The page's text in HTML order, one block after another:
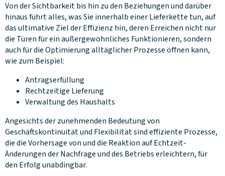
Von der Sichtbarkeit bis hin zu den Beziehungen und darüber
hinaus führt alles, was Sie innerhalb einer Lieferkette tun, auf
das ultimative Ziel der Effizienz hin, deren Erreichen nicht nur
die Türen für ein außergewöhnliches Funktionieren, sondern
auch für die Optimierung alltäglicher Prozesse öffnen kann,
wie zum Beispiel:
Antragserfüllung
Rechtzeitige Lieferung
Verwaltung des Haushalts
Angesichts der zunehmenden Bedeutung von
Geschäftskontinuität und Flexibilität sind effiziente Prozesse,
die die Vorhersage von und die Reaktion auf Echtzeit-
Änderungen der Nachfrage und des Betriebs erleichtern, für
den Erfolg unabdingbar.